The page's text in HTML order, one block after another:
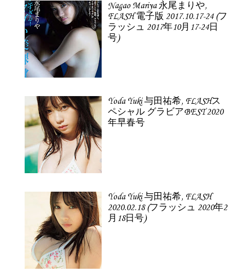
Nagao Mariya 永尾まりや,
FLASH 電子版 2017.10.17-24 (フ
ラッシュ 2017年10月17-24日
号)
Yoda Yuki 与田祐希, FLASHス
ペシャル グラビアBEST 2020
年早春号
Yoda Yuki 与田祐希, FLASH
2020.02.18 (フラッシュ 2020年2
月18日号)